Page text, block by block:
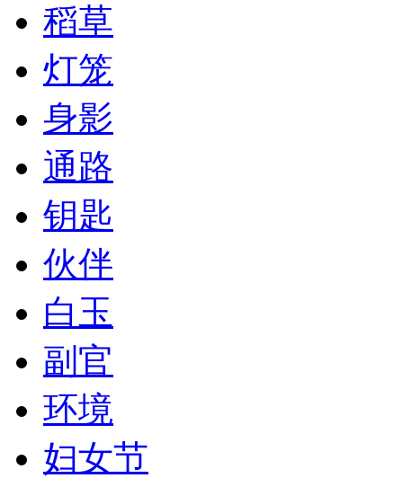
稻草
灯笼
身影
通路
钥匙
伙伴
白玉
副官
环境
妇女节